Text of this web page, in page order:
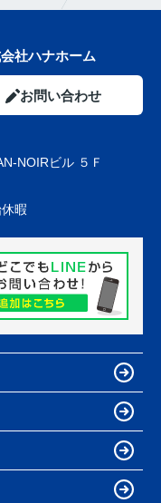
社ハナホーム
お問い合わせ
NOIRビル ５Ｆ
暇